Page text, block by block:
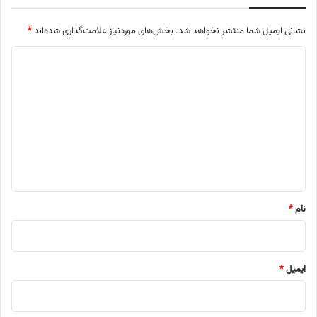
نشانی ایمیل شما منتشر نخواهد شد. بخش‌های موردنیاز علامت‌گذاری شده‌اند*
نام*
ایمیل*